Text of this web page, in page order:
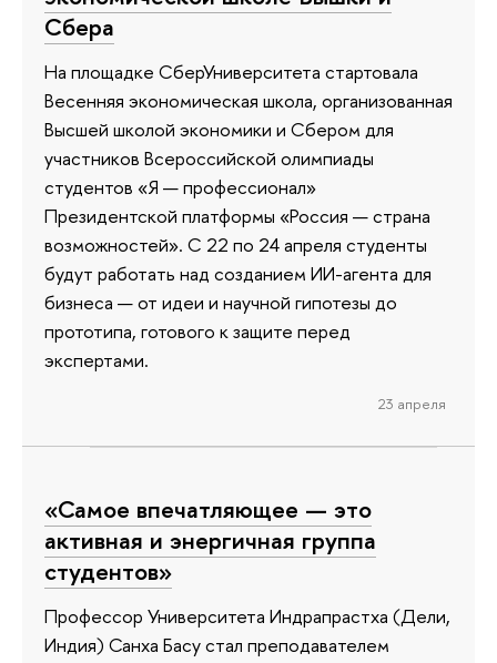
Сбера
На площадке СберУниверситета стартовала
Весенняя экономическая школа, организованная
Высшей школой экономики и Сбером для
участников Всероссийской олимпиады
студентов «Я — профессионал»
Президентской платформы «Россия — страна
возможностей». С 22 по 24 апреля студенты
будут работать над созданием ИИ-агента для
бизнеса — от идеи и научной гипотезы до
прототипа, готового к защите перед
экспертами.
23 апреля
«Самое впечатляющее — это
активная и энергичная группа
студентов»
Профессор Университета Индрапрастха (Дели,
Индия) Санха Басу стал преподавателем